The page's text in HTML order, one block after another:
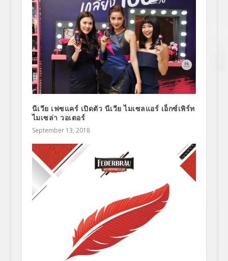
นีเวีย เฟซแคร์ เปิดตัว นีเวีย ไมเซลแอร์ เอ็กซ์เพิร์ท
ไมเซล่า วอเตอร์
September 13, 2018